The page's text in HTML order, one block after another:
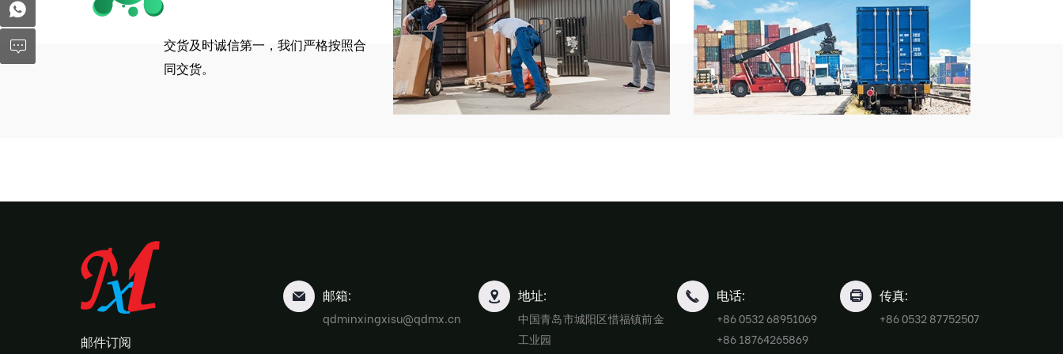
交货及时诚信第一，我们严格按照合
同交货。
邮件订阅
邮箱:
qdminxingxisu@qdmx.cn
地址:
中国青岛市城阳区惜福镇前金
工业园
电话:
+86 0532 68951069
+86 18764265869
传真:
+86 0532 87752507